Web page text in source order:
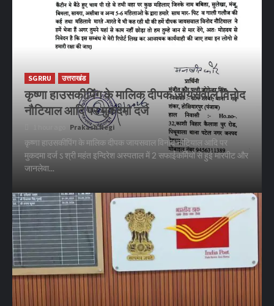
SGRRU उत्तराखंड
कृष्णा हाउसकीपिंग के मालिक दीपक जायसवाल विनोद
नौटियाल आदि पर मुकदमा दर्ज
Prakash Negi
कृष्णा हाउसकीपिंग के मालिक दीपक जायसवाल विनोद नौटियाल आदि पर
मुकदमा दर्ज ऽ श्री महंत इन्दिरेश अस्पताल में 2 सफाईकर्मियों से हुई मारपीट और
जानलेवा...